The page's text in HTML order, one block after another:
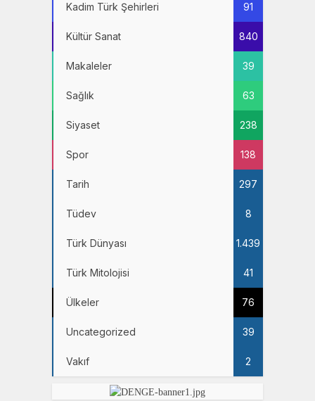
Kadim Türk Şehirleri 91
Kültür Sanat 840
Makaleler 39
Sağlık 63
Siyaset 238
Spor 138
Tarih 297
Tüdev 8
Türk Dünyası 1.439
Türk Mitolojisi 41
Ülkeler 76
Uncategorized 39
Vakıf 2